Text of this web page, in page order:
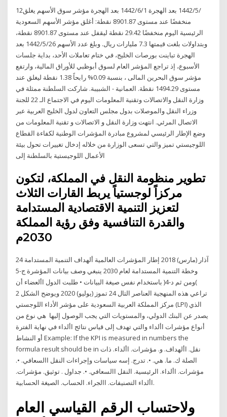
12‏‏/5‏‏/1442 بعد الهجرة 1‏‏/6‏‏/1442 بعد الهجرة مؤشر سوق الأسهم يغلق
منخفضًا عند مستوى 8901.87 نقطة: أغلق مؤشر الأسهم السعودية
الرئيسية اليوم منخفضًا 29.42 نقطة ليقفل عند مستوى 8901.87 نقطة،
وبتداولات بلغت قيمتها 7.3 مليارات ريال. وبلغ عدد الأسهم 26‏‏/5‏‏/1442 بعد
الهجرة تباينت بورصات الخليج، في ختام تعاملات الأحد، بداية جلسات
الأسبوع، إذ تراجع المؤشر العام لسوق أبوظبي للأوراق المالية، وارتفع
مؤشر سوق البحرين المالى ، بنسبة 0.09% رابحاً 1.38 نقطة ليغلق عند
مستوى 1494.29 نقطة. العمانية - الشبيبة. شاركت السلطنة ممثلة في
وزارة النقل والاتصالات وتقنية المعلومات اليوم في الاجتماع الـ 22 للجنة
وزراء النقل والموصلات بدول مجلس التعاون لدول الخليج العربية عبر
الاتصال المرئي. انتهت وزارة النقل و الاتصالات و تقنية المعلومات من
وضع الإطار الرئيسي لمشروع مبادرة المؤشرات الوطنية لكفاءة القطاع
اللوجيستي تميز والتي تسعى الوزارة من خلاله إدخال تغييرات تحول بيئة
الأعمال اللوجيستية بالسلطنة إلى
تطوير منظومة النقل في المملكة، لتكون
مركزاً لوجستياً يربط القارات الثلاث
لتعزيز التنمية الاقتصادية المستدامة
والقدرة التنافسية وفق رؤية المملكة
2030م
24 آذار (مارس) 2018 إطار المؤشرات العالمية ألهداف التنمية المستدامة
وخطة التنمية المستدامة لعام 2030 ينبغي وصف بيانات المؤشرة ج-5
)ومن ثم د-4( باستخدام نفس صيغة البيانات • طلبت الدول األعضاء أن
تراعي هذه المنهجية العناصر التال 24 تموز (يوليو) 2020 ويوضح الشكل 2
مركز المملكة العربية السعودية على مؤشر الأداء اللوجستي (LPI) الذي
يصدر عن البنك الدولي، والمستويات التي يجب الوصول إليها هي نوع من
أنواع مؤشرات األداء والتي تهدف إلى قياس نتائج األداء في نهاية الفترة
أو النشاط Example: If the KPI is measured in numbers the
formula result should be in نقل. األهداف. و. مؤشرات. األداء. ذات
الصلة ك. ما. هي. •. تدرج. إسه سياسات وإجراءات النقل االسعافي. •.
مؤشرات. األداء. الرئيسية. النقل االسعافي. •. جداول . توثيق. مؤشرات.
األداء التصنيفات. االجراء. الحساب. الصيغة الحسابية.
ولاحتساب الرقم القياسي العام